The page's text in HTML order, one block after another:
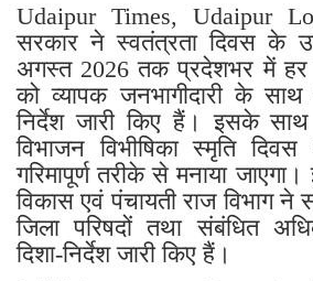
Udaipur Times, Udaipur
सरकार ने स्वतंत्रता दिवस के
अगस्त 2026 तक प्रदेशभर में हर
को व्यापक जनभागीदारी के
निर्देश जारी किए हैं। इसके
विभाजन विभीषिका स्मृति
गरिमापूर्ण तरीके से मनाया
विकास एवं पंचायती राज विभाग ने
जिला परिषदों तथा संबंधित
दिशा-निर्देश जारी किए हैं।